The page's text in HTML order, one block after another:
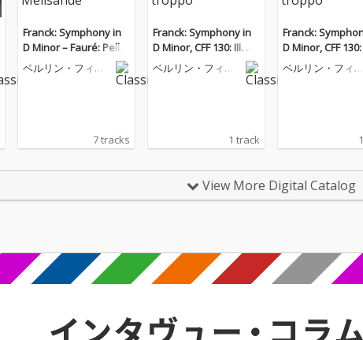
Franck: Symphony in
D Minor – Fauré: Pellé
as et Mélisande
ベルリン・フィル
7 tracks
Franck: Symphony in
D Minor, CFF 130: III. All
egro non troppo
ベルリン・フィル
1 track
Franck:
D Minor, CFF 130:
egro non troppo
ベルリン・フィル
View More Digital Catalog